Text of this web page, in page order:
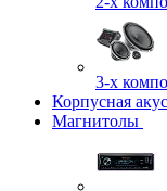
3-х
Корпусная
Магнитолы